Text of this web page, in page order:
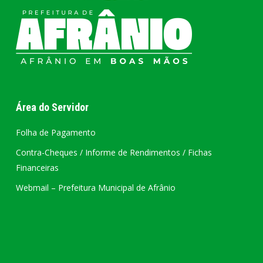
Área do Servidor
Folha de Pagamento
Contra-Cheques / Informe de Rendimentos / Fichas
Financeiras
Webmail – Prefeitura Municipal de Afrânio